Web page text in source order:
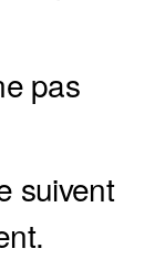
pas
suivent